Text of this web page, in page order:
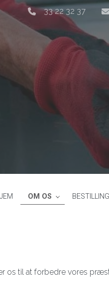
33 22 32 37
OM OS BESTILLING
os til at forbedre vores